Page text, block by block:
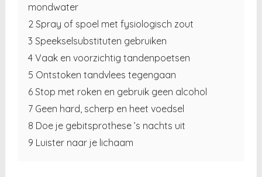
mondwater
2 Spray of spoel met fysiologisch zout
3 Speekselsubstituten gebruiken
4 Vaak en voorzichtig tandenpoetsen
5 Ontstoken tandvlees tegengaan
6 Stop met roken en gebruik geen alcohol
7 Geen hard, scherp en heet voedsel
8 Doe je gebitsprothese ’s nachts uit
9 Luister naar je lichaam